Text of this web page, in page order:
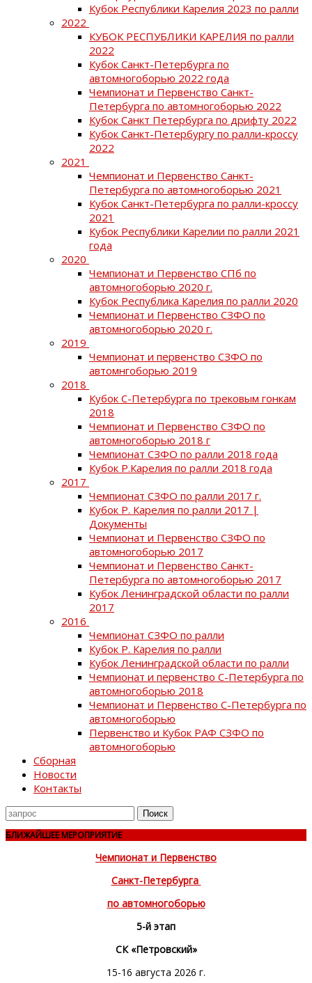
Кубок Республики Карелия 2023 по ралли
2022
КУБОК РЕСПУБЛИКИ КАРЕЛИЯ по ралли
2022
Кубок Санкт-Петербурга по
автомногоборью 2022 года
Чемпионат и Первенство Санкт-
Петербурга по автомногоборью 2022
Кубок Санкт Петербурга по дрифту 2022
Кубок Санкт-Петербургу по ралли-кроссу
2022
2021
Чемпионат и Первенство Санкт-
Петербурга по автомногоборью 2021
Кубок Санкт-Петербурга по ралли-кроссу
2021
Кубок Республики Карелии по ралли 2021
года
2020
Чемпионат и Первенство СПб по
автомногоборью 2020 г.
Кубок Республика Карелия по ралли 2020
Чемпионат и Первенство СЗФО по
автомногоборью 2020 г.
2019
Чемпионат и первенство СЗФО по
автомнгоборью 2019
2018
Кубок С-Петербурга по трековым гонкам
2018
Чемпионат и Первенство СЗФО по
автомногоборью 2018 г
Чемпионат СЗФО по ралли 2018 года
Кубок Р.Карелия по ралли 2018 года
2017
Чемпионат СЗФО по ралли 2017 г.
Кубок Р. Карелия по ралли 2017 |
Документы
Чемпионат и Первенство СЗФО по
автомногоборью 2017
Чемпионат и Первенство Санкт-
Петербурга по автомногоборью 2017
Кубок Ленинградской области по ралли
2017
2016
Чемпионат СЗФО по ралли
Кубок Р. Карелия по ралли
Кубок Ленинградской области по ралли
Чемпионат и первенство С-Петербурга по
автомногоборью 2018
Чемпионат и Первенство С-Петербурга по
автомногоборью
Первенство и Кубок РАФ СЗФО по
автомногоборью
Сборная
Новости
Контакты
Поиск
для
БЛИЖАЙШЕЕ МЕРОПРИЯТИЕ
Чемпионат и Первенство
Санкт-Петербурга
по автомногоборью
5-й этап
СК «Петровский»
15-16 августа 2026 г.